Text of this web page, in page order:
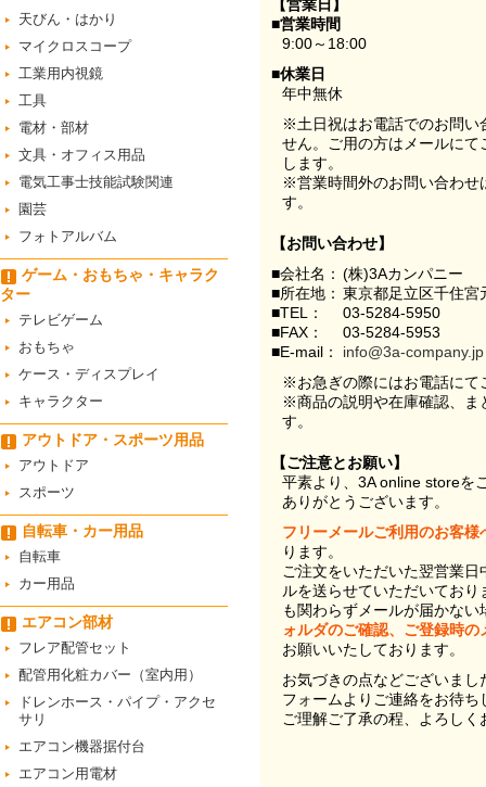
天びん・はかり
マイクロスコープ
工業用内視鏡
工具
電材・部材
文具・オフィス用品
電気工事士技能試験関連
園芸
フォトアルバム
ゲーム・おもちゃ・キャラク
ター
テレビゲーム
おもちゃ
ケース・ディスプレイ
キャラクター
アウトドア・スポーツ用品
アウトドア
スポーツ
自転車・カー用品
自転車
カー用品
エアコン部材
フレア配管セット
配管用化粧カバー（室内用）
ドレンホース・パイプ・アクセ
サリ
エアコン機器据付台
エアコン用電材
【営業日】
■営業時間
9:00～18:00
■休業日
年中無休
※土日祝はお電話でのお問い
せん。ご用の方はメールに
します。
※営業時間外のお問い合わせ
す。
【お問い合わせ】
■会社名： (株)3Aカンパニー
■所在地： 東京都足立区千住
■TEL：
03-5284-5950
■FAX：
03-5284-5953
■E-mail：
info@3a-company.jp
※お急ぎの際にはお電話にて
※商品の説明や在庫確認、ま
す。
【ご注意とお願い】
平素より、3A online storeを
ありがとうございます。
フリーメールご利用のお客様
ります。
ご注文をいただいた翌営業
ルを送らせていただいてお
も関わらずメールが届かない
ォルダのご確認、ご登録時
お願いいたしております。
お気づきの点などございま
フォームよりご連絡をお待ち
ご理解ご了承の程、よろし